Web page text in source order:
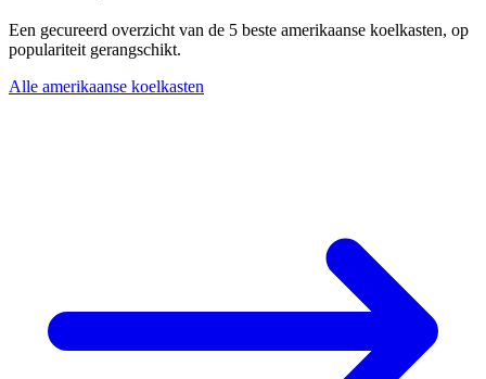
Een gecureerd overzicht van de 5 beste amerikaanse koelkasten, op
populariteit gerangschikt.
Alle amerikaanse koelkasten